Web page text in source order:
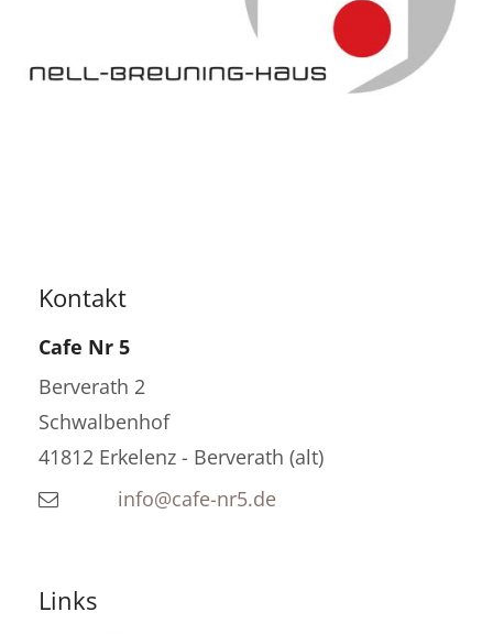
Kontakt
Cafe Nr 5
Berverath 2
Schwalbenhof
41812 Erkelenz - Berverath (alt)
info@cafe-nr5.de
Links